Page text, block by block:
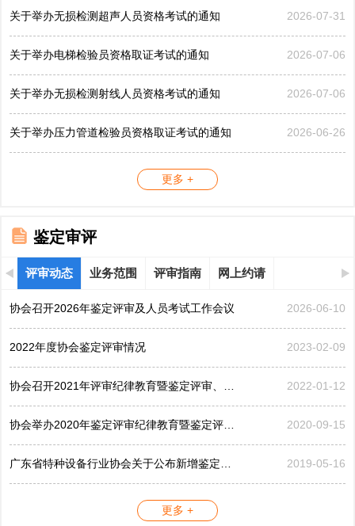
关于举办无损检测超声人员资格考试的通知 2026-07-31
关于举办电梯检验员资格取证考试的通知 2026-07-06
关于举办无损检测射线人员资格考试的通知 2026-07-06
关于举办压力管道检验员资格取证考试的通知 2026-06-26
更多 +
鉴定审评
评审动态 业务范围 评审指南 网上约请
协会召开2026年鉴定评审及人员考试工作会议 2026-06-10
2022年度协会鉴定评审情况 2023-02-09
协会召开2021年评审纪律教育暨鉴定评审、考评工作会议 2022-01-12
协会举办2020年鉴定评审纪律教育暨鉴定评审工作会议 2020-09-15
广东省特种设备行业协会关于公布新增鉴定评审员的公告... 2019-05-16
更多 +